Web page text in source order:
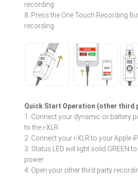
recording.
8. Press the One Touch Recording
recording.
Quick Start Operation (other third
1. Connect your dynamic or battery
to the i-XLR.
2. Connect your i-XLR to your Apple
3. Status LED will light solid GREEN
power.
4. Open your other third party